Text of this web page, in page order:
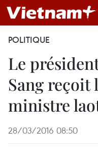
POLITIQUE
Le
Sang
ministre
28/03/2016 08:50